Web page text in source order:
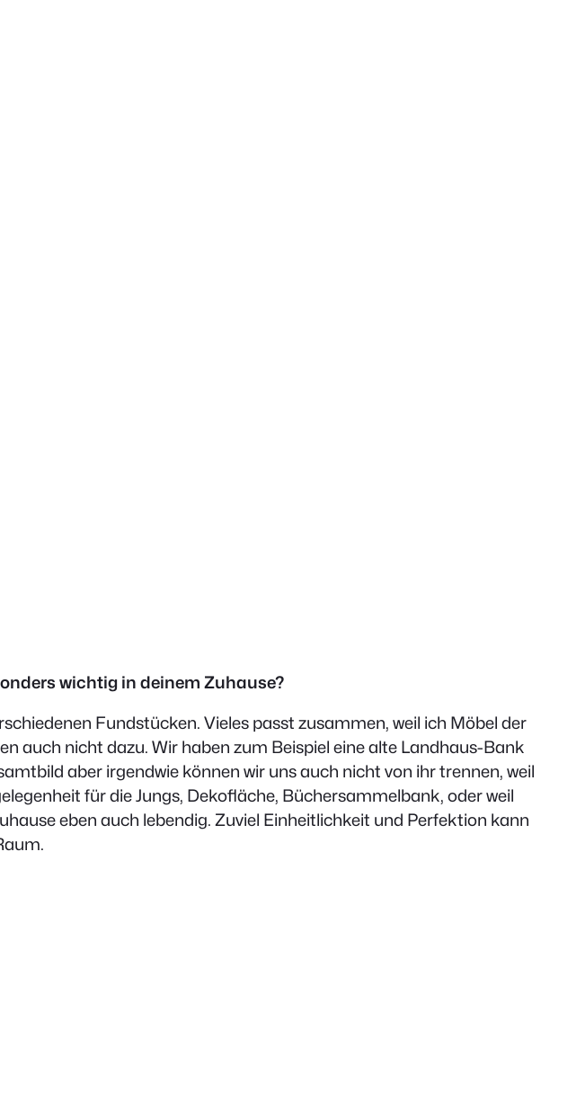
wichtig in deinem Zuhause?
Fundstücken. Vieles passt zusammen, weil ich Möbel der
auch nicht dazu. Wir haben zum Beispiel eine alte Landhaus-Bank
aber irgendwie können wir uns auch nicht von ihr trennen, weil
für die Jungs, Dekofläche, Büchersammelbank, oder weil
eben auch lebendig. Zuviel Einheitlichkeit und Perfektion kann